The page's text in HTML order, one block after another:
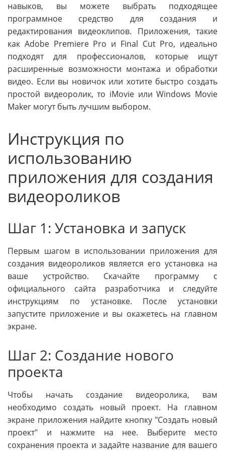
навыков, вы можете выбрать подходящее
программное средство для создания и
редактирования видеоклипов. Приложения, такие
как Adobe Premiere Pro и Final Cut Pro, идеально
подходят для профессионалов, которые ищут
расширенные возможности монтажа и обработки
видео. Если вы новичок или хотите быстро создать
простой видеоролик, то iMovie или Windows Movie
Maker могут быть лучшим выбором.
Инструкция по
использованию
приложения для создания
видеороликов
Шаг 1: Установка и запуск
Первым шагом в использовании приложения для
создания видеороликов является его установка на
ваше устройство. Скачайте программу с
официального сайта разработчика и следуйте
инструкциям по установке. После установки
запустите приложение и вы окажетесь на главном
экране.
Шаг 2: Создание нового
проекта
Чтобы начать создание видеоролика, вам
необходимо создать новый проект. На главном
экране приложения найдите кнопку "Создать новый
проект" и нажмите на нее. Выберите место
сохранения проекта и задайте название для вашего